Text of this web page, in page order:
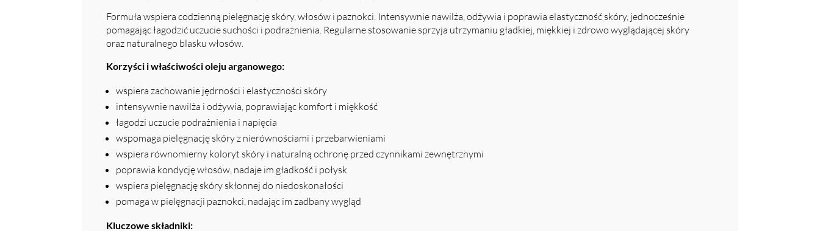
Formuła wspiera codzienną pielęgnację skóry, włosów i paznokci. Intensywnie nawilża, odżywia i poprawia elastyczność skóry, jednocześnie
pomagając łagodzić uczucie suchości i podrażnienia. Regularne stosowanie sprzyja utrzymaniu gładkiej, miękkiej i zdrowo wyglądającej skóry
oraz naturalnego blasku włosów.
Korzyści i właściwości oleju arganowego:
wspiera zachowanie jędrności i elastyczności skóry
intensywnie nawilża i odżywia, poprawiając komfort i miękkość
łagodzi uczucie podrażnienia i napięcia
wspomaga pielęgnację skóry z nierównościami i przebarwieniami
wspiera równomierny koloryt skóry i naturalną ochronę przed czynnikami zewnętrznymi
poprawia kondycję włosów, nadaje im gładkość i połysk
wspiera pielęgnację skóry skłonnej do niedoskonałości
pomaga w pielęgnacji paznokci, nadając im zadbany wygląd
Kluczowe składniki: